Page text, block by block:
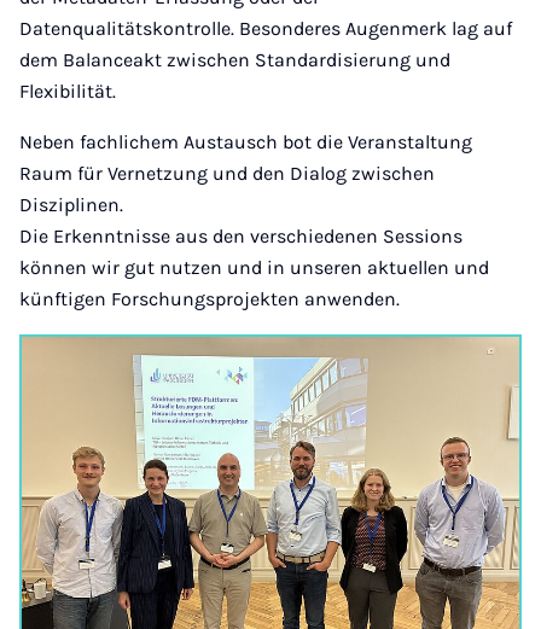
Datenqualitätskontrolle. Besonderes Augenmerk lag auf
dem Balanceakt zwischen Standardisierung und
Flexibilität.
Neben fachlichem Austausch bot die Veranstaltung
Raum für Vernetzung und den Dialog zwischen
Disziplinen.
Die Erkenntnisse aus den verschiedenen Sessions
können wir gut nutzen und in unseren aktuellen und
künftigen Forschungsprojekten anwenden.